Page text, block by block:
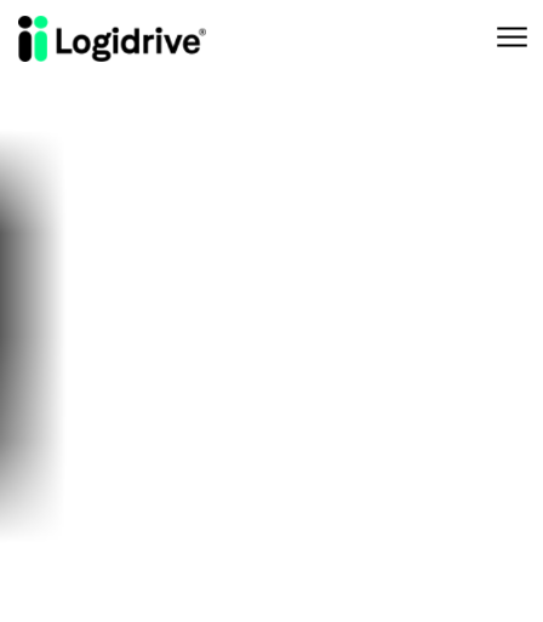
Aller au contenu principal